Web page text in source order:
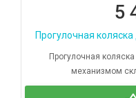
5
Прогулочная
Прогулочная
механизмом